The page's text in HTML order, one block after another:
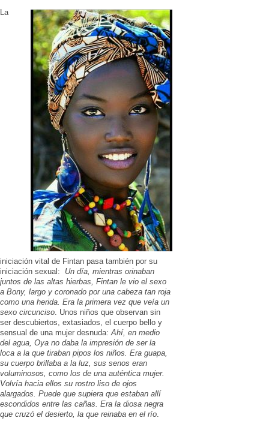
La
iniciación vital de Fintan pasa también por su
iniciación sexual: Un día, mientras orinaban
juntos de las altas hierbas, Fintan le vio el sexo
a Bony, largo y coronado por una cabeza tan roja
como una herida. Era la primera vez que veía un
sexo circunciso. Unos niños que observan sin
ser descubiertos, extasiados, el cuerpo bello y
sensual de una mujer desnuda:Ahí, en medio
del agua, Oya no daba la impresión de ser la
loca a la que tiraban pipos los niños. Era guapa,
su cuerpo brillaba a la luz, sus senos eran
voluminosos, como los de una auténtica mujer.
Volvía hacia ellos su rostro liso de ojos
alargados. Puede que supiera que estaban allí
escondidos entre las cañas. Era la diosa negra
que cruzó el desierto, la que reinaba en el río.